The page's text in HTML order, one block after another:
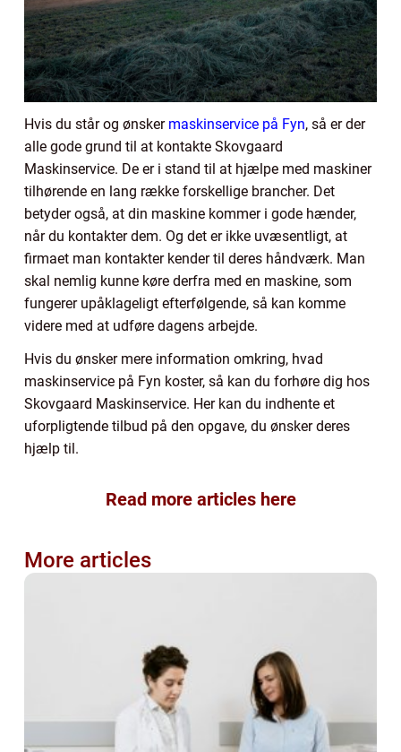
Hvis du står og ønsker maskinservice på Fyn, så er der
alle gode grund til at kontakte Skovgaard
Maskinservice. De er i stand til at hjælpe med maskiner
tilhørende en lang række forskellige brancher. Det
betyder også, at din maskine kommer i gode hænder,
når du kontakter dem. Og det er ikke uvæsentligt, at
firmaet man kontakter kender til deres håndværk. Man
skal nemlig kunne køre derfra med en maskine, som
fungerer upåklageligt efterfølgende, så kan komme
videre med at udføre dagens arbejde.
Hvis du ønsker mere information omkring, hvad
maskinservice på Fyn koster, så kan du forhøre dig hos
Skovgaard Maskinservice. Her kan du indhente et
uforpligtende tilbud på den opgave, du ønsker deres
hjælp til.
Read more articles here
More articles